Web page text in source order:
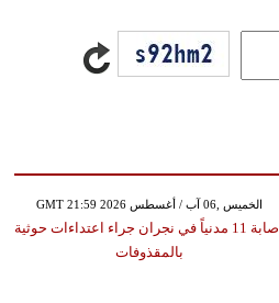
GMT 21:59 2026 الخميس ,06 آب / أغسطس
إصابة 11 مدنياً في نجران جراء اعتداءات حوثية
بالمقذوفات